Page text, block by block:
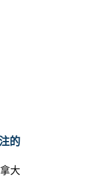
的
大